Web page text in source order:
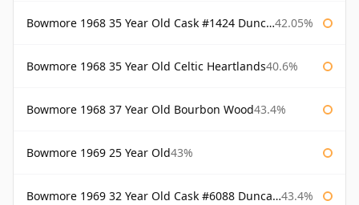
Bowmore 1968 35 Year Old Cask #1424 Duncan Taylor 42.05%
Bowmore 1968 35 Year Old Celtic Heartlands40.6%
Bowmore 1968 37 Year Old Bourbon Wood43.4%
Bowmore 1969 25 Year Old43%
Bowmore 1969 32 Year Old Cask #6088 Duncan Taylor 43.4%